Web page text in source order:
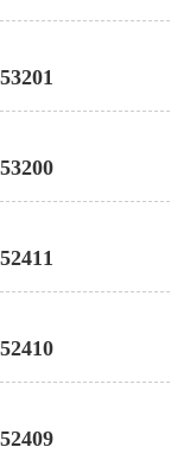
53201
53200
52411
52410
52409